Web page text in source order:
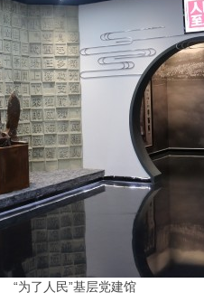
“为了人民”基层党建馆